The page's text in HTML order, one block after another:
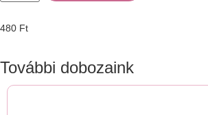
480 Ft
További dobozaink